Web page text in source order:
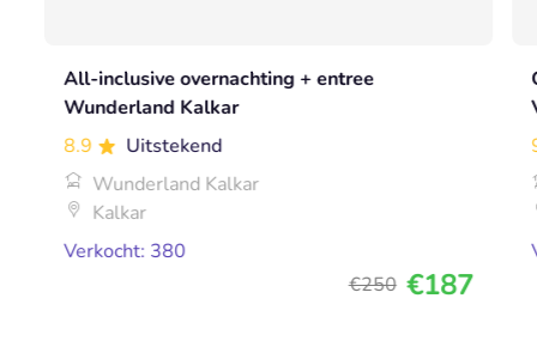
All-inclusive overnachting + entree
Wunderland Kalkar
8.9
Uitstekend
Wunderland Kalkar
Kalkar
Verkocht: 380
€250 €187